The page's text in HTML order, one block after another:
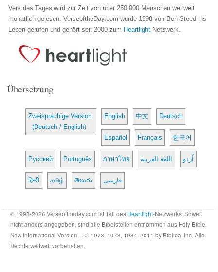
Vers des Tages wird zur Zeit von über 250.000 Menschen weltweit
monatlich gelesen. VerseoftheDay.com wurde 1998 von Ben Steed ins
Leben gerufen und gehört seit 2000 zum Heartlight-Netzwerk.
Übersetzung
Zweisprachige Version:
(Deutsch / English)
English 中文 Deutsch
Español Français 한국어
Русский Português ภาษาไทย اللغة العربية اُردو
हिन्दी தமிழ் తెలుగు فارسی
© 1998-2026 Verseoftheday.com ist Teil des Heartlight-Netzwerks. Soweit
nicht anders angegeben, sind alle Bibelstellen entnommen aus Holy Bible,
New International Version… © 1973, 1978, 1984, 2011 by Biblica, Inc. Alle
Rechte weltweit vorbehalten.